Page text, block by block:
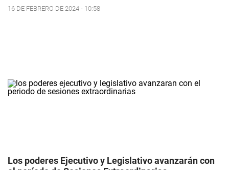
16 DE FEBRERO DE 2024 - 10:58
Los poderes Ejecutivo y Legislativo avanzarán con